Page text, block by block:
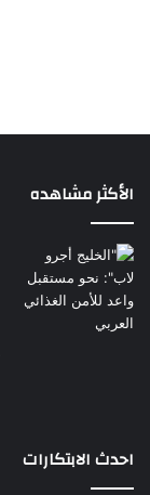
الأكثر مشاهده
احدث الابتكارات